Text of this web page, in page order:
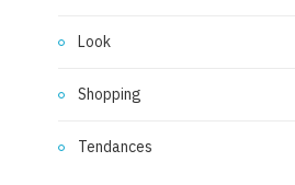
Look
Shopping
Tendances